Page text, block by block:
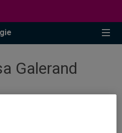
Galerand